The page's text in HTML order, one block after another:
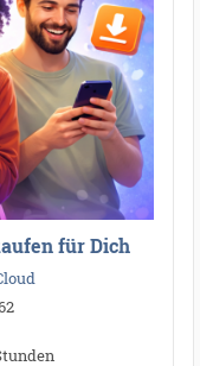
für Dich